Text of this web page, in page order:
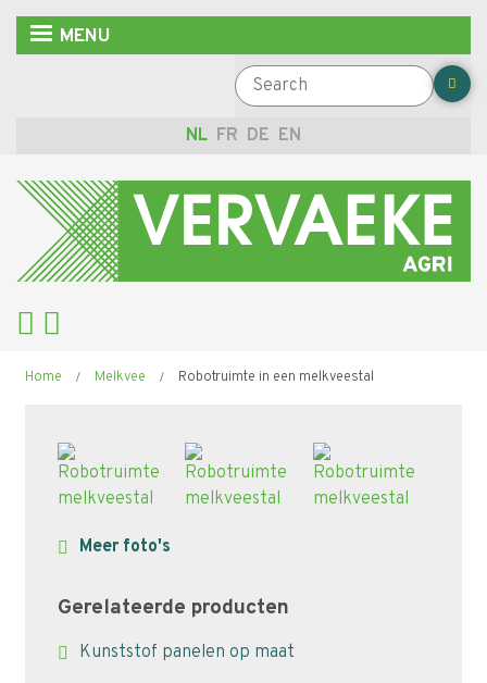
Overslaan
MENU
Search
NL FR DE EN
Kruimelpad
Home Melkvee Robotruimte in een melkveestal
Meer foto's
Gerelateerde producten
Kunststof panelen op maat